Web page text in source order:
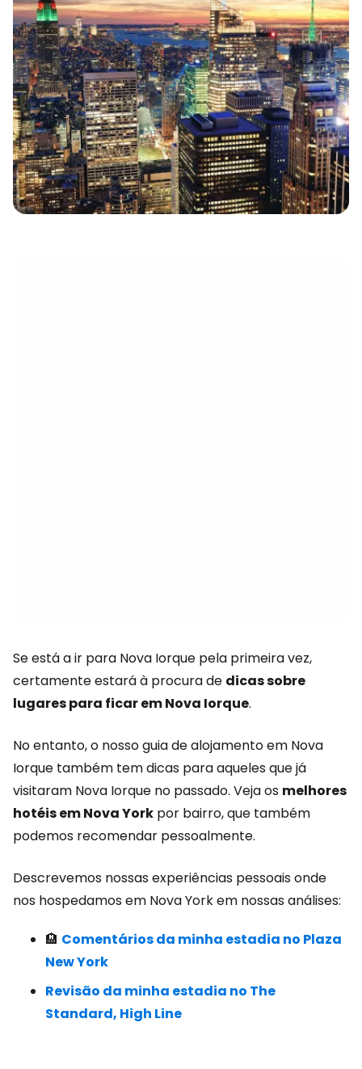
Se está a ir para Nova Iorque pela primeira vez,
certamente estará à procura de dicas sobre
lugares para ficar em Nova Iorque.
No entanto, o nosso guia de alojamento em Nova
Iorque também tem dicas para aqueles que já
visitaram Nova Iorque no passado. Veja os melhores
hotéis em Nova York por bairro, que também
podemos recomendar pessoalmente.
Descrevemos nossas experiências pessoais onde
nos hospedamos em Nova York em nossas análises:
🏨 Comentários da minha estadia no Plaza
New York
Revisão da minha estadia no The
Standard, High Line
eletrónico